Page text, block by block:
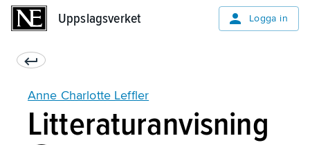
Uppslagsverket Logga in
Anne Charlotte Leffler
Litteraturanvisning